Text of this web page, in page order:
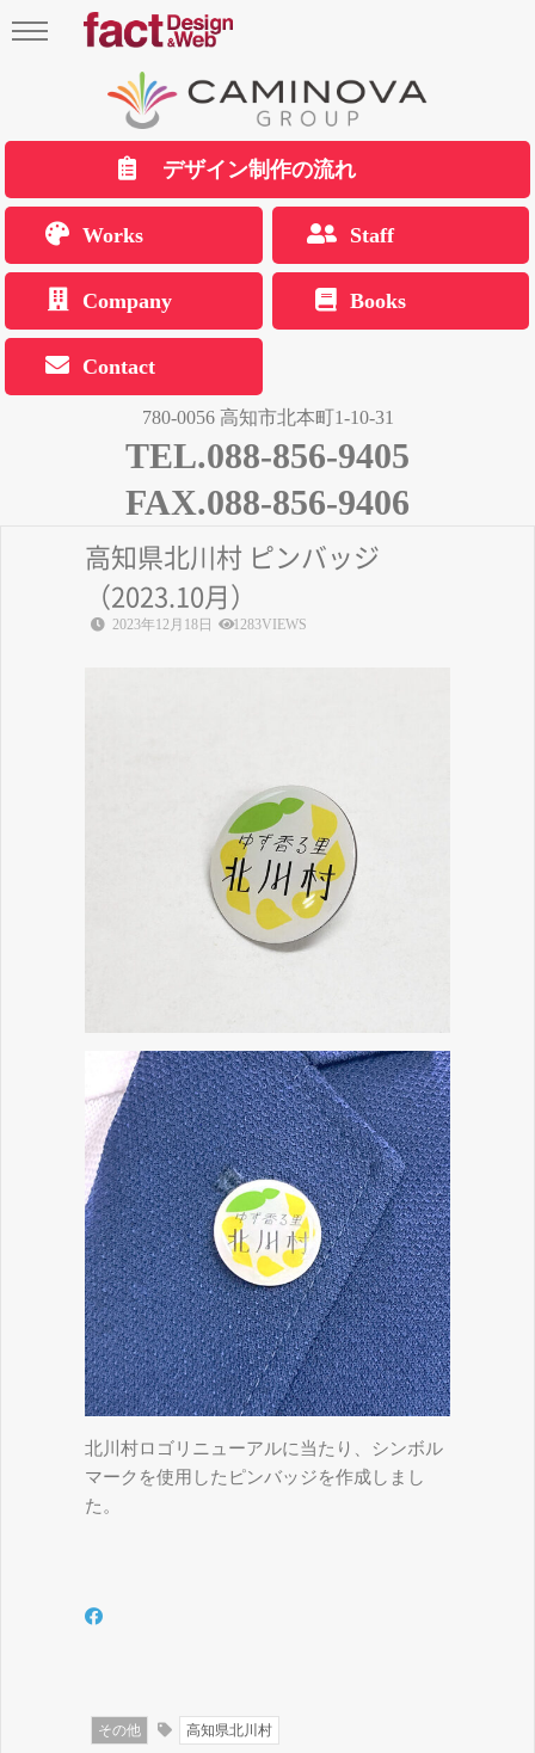
デザイン制作の流れ
Works Staff
Company Books
Contact
780-0056 高知市北本町1-10-31
TEL.088-856-9405
FAX.088-856-9406
高知県北川村 ピンバッジ
（2023.10月）
2023年12月18日 1283VIEWS
北川村ロゴリニューアルに当たり、シンボル
マークを使用したピンバッジを作成しまし
た。
その他 高知県北川村